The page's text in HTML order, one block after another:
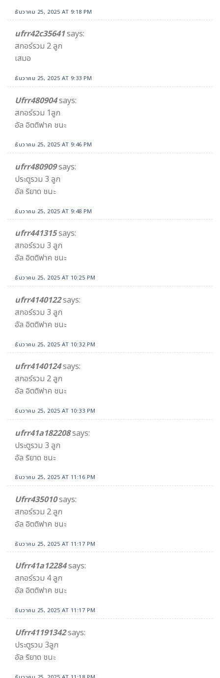
ธันวาคม 25, 2025 AT 9:18 PM
ufrr42c35641says:
สกอร์รวม 2 ลูก
เสมอ
ธันวาคม 25, 2025 AT 9:33 PM
Ufrr480904says:
สกอร์รวม 1ลูก
อัล อิตติฟาค ชนะ
ธันวาคม 25, 2025 AT 9:46 PM
ufrr480909says:
ประตูรวม 3 ลูก
อัล ริยาด ชนะ
ธันวาคม 25, 2025 AT 9:48 PM
ufrr441315says:
สกอร์รวม 3 ลูก
อัล อิตติฟาค ชนะ
ธันวาคม 25, 2025 AT 10:25 PM
ufrr4140122says:
สกอร์รวม 3 ลูก
อัล อิตติฟาค ชนะ
ธันวาคม 25, 2025 AT 10:32 PM
ufrr4140124says:
สกอร์รวม 2 ลูก
อัล อิตติฟาค ชนะ
ธันวาคม 25, 2025 AT 10:33 PM
ufrr41a182208says:
ประตูรวม 3 ลูก
อัล ริยาด ชนะ
ธันวาคม 25, 2025 AT 11:16 PM
Ufrr435010says:
สกอร์รวม 2 ลูก
อัล อิตติฟาค ชนะ
ธันวาคม 25, 2025 AT 11:17 PM
Ufrr41a12284says:
สกอร์รวม 4 ลูก
อัล อิตติฟาค ชนะ
ธันวาคม 25, 2025 AT 11:17 PM
Ufrr41191342says:
ประตูรวม 3ลูก
อัล ริยาด ชนะ